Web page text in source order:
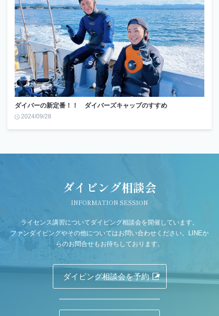
ダイバーの新定番！！ ダイバーズキャップのすすめ
2024/09/28
ダイビング相談会
INFORMATION SESSION
ライセンス講習についてダイビング相談会を開催しています。
ファンダイビングやその他についてはお問い合わせください。LINEか
らのお問合せもお待ちしております。
ダイビング相談会を予約